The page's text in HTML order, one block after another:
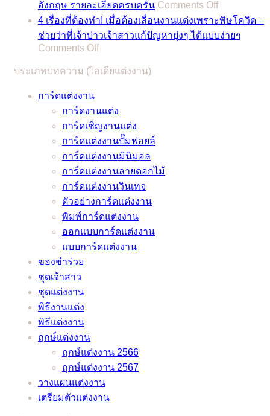
พิธี
มงคล
สมรส
เคล็ด
ชื่อ
ดัง
หมอ
ช้าง
และ
หมอ
ลักษณ์
ฤกษ์
ดี
สำหรับ
มงคล
ลับ
จาก
หมอดู
ชื่อ
ดัง
หมอ
ช้าง
และ
หมอ
แต่งงาน
11
สไตล์
อิน
รนด์
ไม่
มี
เอา
อังกฤษ รายละเอียดครบครัน Comments Off
รวม
12
ตัวอย่าง
4 เรื่องที่ต้องทำ! เมื่อต้องเลื่อนงานแต่งเพราะพิษโควิด –
ช่วยว่าที่เจ้าบ่าวเจ้าสาวแก้ปัญหายุ่งๆ ได้แบบง่ายๆ
Comments Offon
เรื่อง
ทำ!
เมื่อ
ต้อง
เลื่อน
งาน
แต่ง
เพราะ
พิษ
โค
วิด
สาว
แก้
ปัญหา
ยุ่งๆ
ประเภทบทความ (ไอเดียแต่งงาน)
การ์ดแต่งงาน
การ์ดงานแต่ง
การ์ดเชิญงานแต่ง
การ์ดแต่งงานปั๊มฟอยล์
การ์ดแต่งงานมินิมอล
การ์ดแต่งงานลายดอกไม้
การ์ดแต่งงานวินเทจ
ตัวอย่างการ์ดแต่งงาน
พิมพ์การ์ดแต่งงาน
ออกแบบการ์ดแต่งงาน
แบบการ์ดแต่งงาน
ของชำร่วย
ชุดเจ้าสาว
ชุดแต่งงาน
พิธีงานแต่ง
พิธีแต่งงาน
ฤกษ์แต่งงาน
ฤกษ์แต่งงาน 2566
ฤกษ์แต่งงาน 2567
วางแผนแต่งงาน
เตรียมตัวแต่งงาน